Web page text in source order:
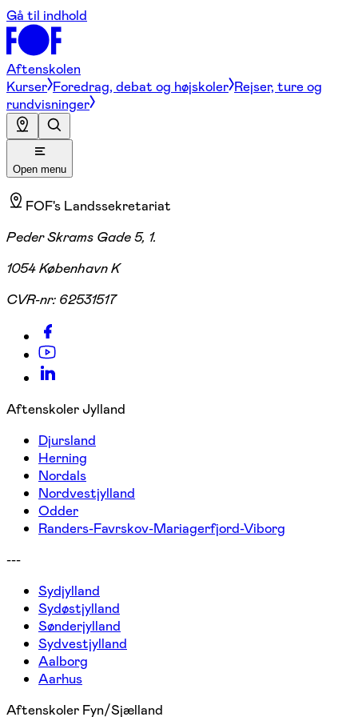
Gå til indhold
Aftenskolen
Kurser Foredrag, debat og højskoler Rejser, ture og
rundvisninger
Open menu
FOF's Landssekretariat
Peder Skrams Gade 5, 1.
1054 København K
CVR-nr: 62531517
Aftenskoler Jylland
Djursland
Herning
Nordals
Nordvestjylland
Odder
Randers-Favrskov-Mariagerfjord-Viborg
---
Sydjylland
Sydøstjylland
Sønderjylland
Sydvestjylland
Aalborg
Aarhus
Aftenskoler Fyn/Sjælland